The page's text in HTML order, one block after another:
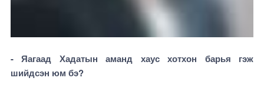
- Яагаад Хадатын аманд хаус хотхон барья гэж
шийдсэн юм бэ?